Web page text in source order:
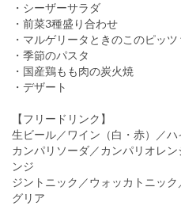
・シーザーサラダ
・前菜3種盛り合わせ
・マルゲリータときのこのピッ
・季節のパスタ
・国産鶏もも肉の炭火焼
・デザート
【フリードリンク】
生ビール／ワイン（白・赤）／
カンパリソーダ／カンパリオレ
ンジ
ジントニック／ウォッカトニッ
グリア